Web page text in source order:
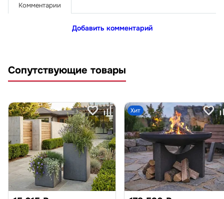
Комментарии
Добавить комментарий
Сопутствующие товары
Хит